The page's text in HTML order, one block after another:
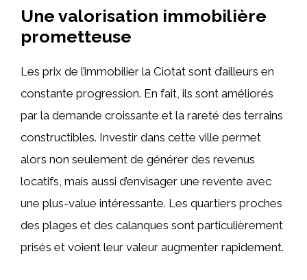
Une valorisation immobilière
prometteuse
Les prix de l’immobilier la Ciotat sont d’ailleurs en
constante progression. En fait, ils sont améliorés
par la demande croissante et la rareté des terrains
constructibles. Investir dans cette ville permet
alors non seulement de générer des revenus
locatifs, mais aussi d’envisager une revente avec
une plus-value intéressante. Les quartiers proches
des plages et des calanques sont particulièrement
prisés et voient leur valeur augmenter rapidement.